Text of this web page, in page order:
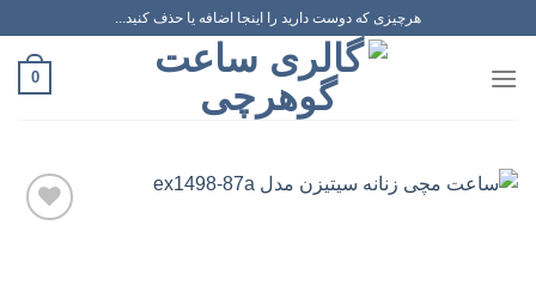
محتوا
هرچیزی که دوست دارید را اینجا اضافه یا حذف کنید...
0